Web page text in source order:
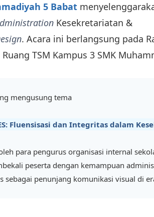
5 Babat
Kesekretariatan &
. Acara ini berlangsung pada
TSM Kampus 3 SMK
mengusung tema
Fluensisasi dan Integritas dalam
para pengurus organisasi internal
peserta dengan kemampuan
sebagai penunjang komunikasi visual di